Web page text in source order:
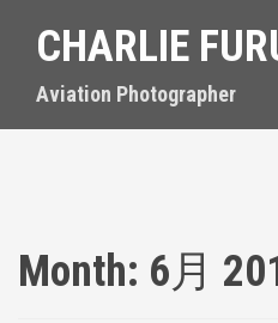
CHARLIE
Aviation Photographer
Month: 6月